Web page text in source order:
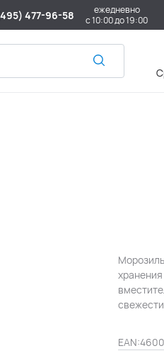
477-96-58
ежедневно
с 10:00 до 19:00
EAN: